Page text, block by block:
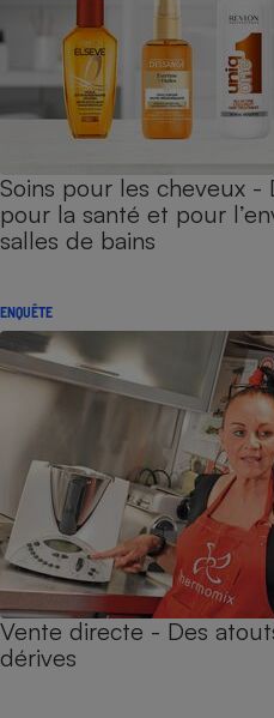
Soins pour les cheveux -
pour la santé et pour
salles de bains
ENQUÊTE
Vente directe - Des
dérives